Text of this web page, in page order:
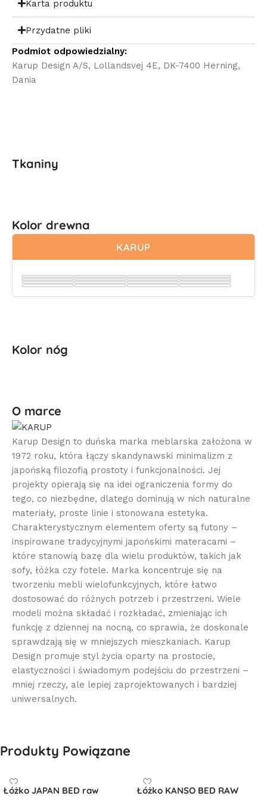
Karta produktu
Przydatne pliki
Podmiot odpowiedzialny:
Karup Design A/S, Lollandsvej 4E, DK-7400 Herning,
Dania
Tkaniny
Kolor drewna
KARUP
Wybierz Wybierz Wybierz Wybierz
Wybierz Wybierz Wybierz Wybierz
Wybierz Wybierz Wybierz Wybierz
Kolor nóg
O marce
Karup Design to duńska marka meblarska założona w
1972 roku, która łączy skandynawski minimalizm z
japońską filozofią prostoty i funkcjonalności. Jej
projekty opierają się na idei ograniczenia formy do
tego, co niezbędne, dlatego dominują w nich naturalne
materiały, proste linie i stonowana estetyka.
Charakterystycznym elementem oferty są futony –
inspirowane tradycyjnymi japońskimi materacami –
które stanowią bazę dla wielu produktów, takich jak
sofy, łóżka czy fotele. Marka koncentruje się na
tworzeniu mebli wielofunkcyjnych, które łatwo
dostosować do różnych potrzeb i przestrzeni. Wiele
modeli można składać i rozkładać, zmieniając ich
funkcję z dziennej na nocną, co sprawia, że doskonale
sprawdzają się w mniejszych mieszkaniach. Karup
Design promuje styl życia oparty na prostocie,
elastyczności i świadomym podejściu do przestrzeni –
mniej rzeczy, ale lepiej zaprojektowanych i bardziej
uniwersalnych.
Produkty Powiązane
Łóżko JAPAN BED raw Łóżko KANSO BED RAW